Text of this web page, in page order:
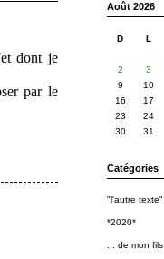
Août 2026
D L
2
3
9
10
16
17
23
24
30
31
Catégories
"l'autre texte"
*2020*
... de mon fils
dont je
par le